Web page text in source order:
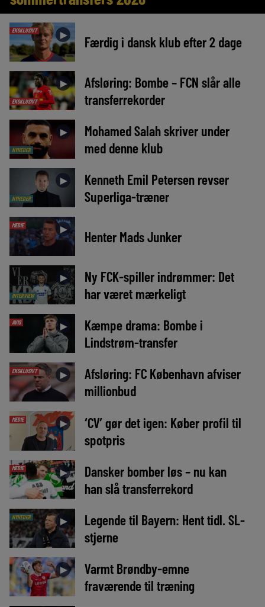
EKSKLUSIVT ► Færdig i dansk klub efter 2 dage
EKSKLUSIVT
►
Afsløring: Bombe – FCN slår alle
transferrekorder
NYHEDER
►
Mohamed Salah skriver under
med denne klub
NYHEDER
►
Kenneth Emil Petersen revser
Superliga-træner
MEDIE ► Henter Mads Junker
INTERVIEW
►
Ny FCK-spiller indrømmer: Det
har været mærkeligt
AVIS ►
Kæmpe drama: Bombe i
Lindstrøm-transfer
EKSKLUSIVT ►
Afsløring: FC København afviser
millionbud
MEDIE ►
‘CV’ gør det igen: Køber profil til
spotpris
MEDIE ►
Dansker bomber løs – nu kan
han slå transferrekord
NYHEDER ►
Legende til Bayern: Hent tidl. SL-
stjerne
►
Varmt Brøndby-emne
fraværende til træning